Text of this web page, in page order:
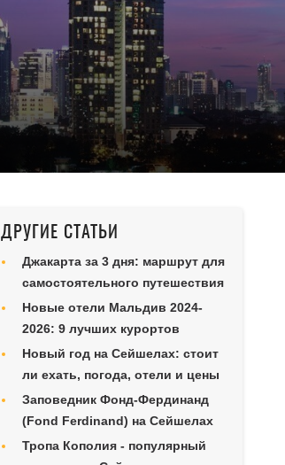
ДРУГИЕ СТАТЬИ
Джакарта за 3 дня: маршрут для
самостоятельного путешествия
Новые отели Мальдив 2024-
2026: 9 лучших курортов
Новый год на Сейшелах: стоит
ли ехать, погода, отели и цены
Заповедник Фонд-Фердинанд
(Fond Ferdinand) на Сейшелах
Тропа Кополия - популярный